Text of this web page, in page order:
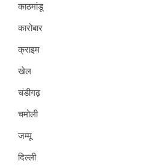
काठमांडू
कारोबार
क्राइम
खेल
चंडीगढ़
चमोली
जम्मू
दिल्ली